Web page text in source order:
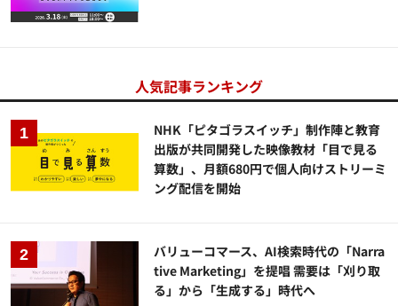
人気記事ランキング
NHK「ピタゴラスイッチ」制作陣と教育
出版が共同開発した映像教材「目で見る
算数」、月額680円で個人向けストリーミ
ング配信を開始
バリューコマース、AI検索時代の「Narra
tive Marketing」を提唱 需要は「刈り取
る」から「生成する」時代へ